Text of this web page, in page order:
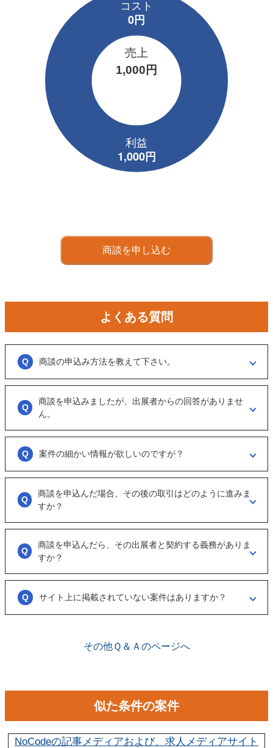
売上
1,000円
商談を申し込む
よくある質問
商談の申込み方法を教えて下さい。
「商談を申し込む」ボタンからお申し込みください。
商談といっても、急に条件、金額交渉を行う訳ではなくまずは、どのよ
うな事業をされているのか？
可能であれば、詳細情報を出して欲しいと連絡ください。
商談を申込みましたが、出展者からの回答がありませ
ん。
大変申し訳ございません。こちらも、回答がない出展者には返事をする
ように催促をしております。
ただ、案件を見ていない方もおられるので、数日経っても返信がない場
案件の細かい情報が欲しいのですが？
「商談を申し込む」ボタンから案件の詳細情報をリクエストしてくださ
オンラインとは言え対人のやりとりですので、丁寧な言葉遣いを心掛け
商談を申込んだ場合、その後の取引はどのように進みま
すか？
実際に出展者（仲介案件の場合、仲介担当者）とのメッセージのやりと
りになります。
具体的に購入を考えた場合は、一度、出展者とのオンライン面談を行う
商談を申込んだら、その出展者と契約する義務がありま
すか？
ございません。まずは、商談でどのような事業なのかを確認する目的も
あるため、気軽に商談申し込みを行ってください。
サイト上に掲載されていない案件はありますか？
その他Ｑ＆Ａのページへ
似た条件の案件
NoCodeの記事メディアおよび、求人メディアサイト